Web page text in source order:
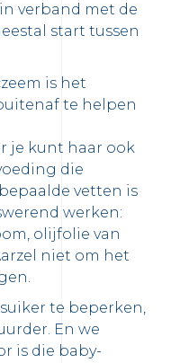
verband met de
start tussen
is het
te helpen
je kunt haar ook
die
vetten is
werken:
olijfolie van
niet om het
te beperken,
En we
is die baby-